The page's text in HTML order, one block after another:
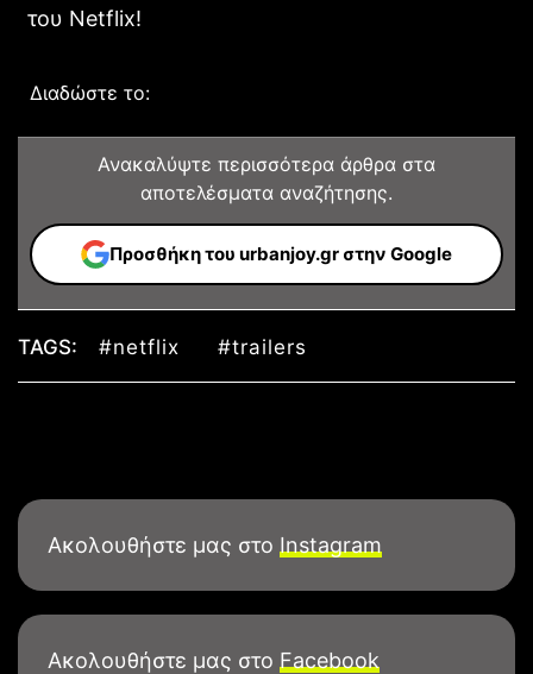
του Netflix!
Διαδώστε το:
Ανακαλύψτε περισσότερα άρθρα στα
αποτελέσματα αναζήτησης.
Προσθήκη του urbanjoy.gr στην Google
TAGS: #netflix #trailers
Ακολουθήστε μας στο Instagram
Ακολουθήστε μας στο Facebook